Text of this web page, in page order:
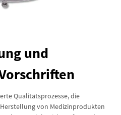
und
Qualitätsprozesse, die
von Medizinprodukten